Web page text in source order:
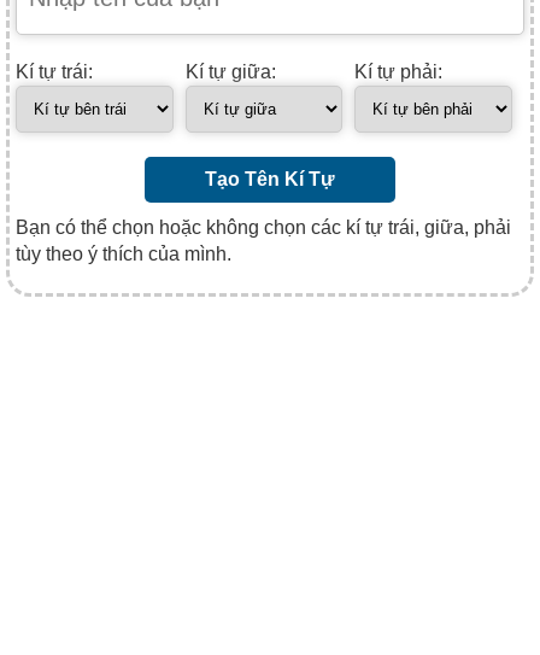
Kí tự trái: Kí tự giữa: Kí tự phải:
Tạo Tên Kí Tự
Bạn có thể chọn hoặc không chọn các kí tự trái, giữa, phải
tùy theo ý thích của mình.